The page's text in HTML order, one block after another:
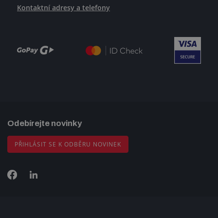
Kontaktní adresy a telefony
Odebírejte novinky
PŘIHLÁSIT SE K ODBĚRU NOVINEK